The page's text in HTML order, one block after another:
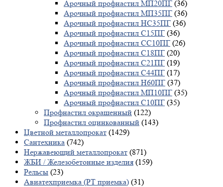
Арочный профнастил МП20ПГ (36)
Арочный профнастил МП35ПГ (36)
Арочный профнастил НС35ПГ (36)
Арочный профнастил С15ПГ (36)
Арочный профнастил СС10ПГ (26)
Арочный профнастил С18ПГ (20)
Арочный профнастил С21ПГ (19)
Арочный профнастил С44ПГ (17)
Арочный профнастил Н60ПГ (37)
Арочный профнастил МП10ПГ (35)
Арочный профнастил С10ПГ (35)
Профнастил окрашенный (122)
Профнастил оцинкованный (143)
Цветной металлопрокат (1429)
Сантехника (742)
Нержавеющий металлопрокат (871)
ЖБИ / Железобетонные изделия (159)
Рельсы (23)
Авиатехприемка (РТ приемка) (31)